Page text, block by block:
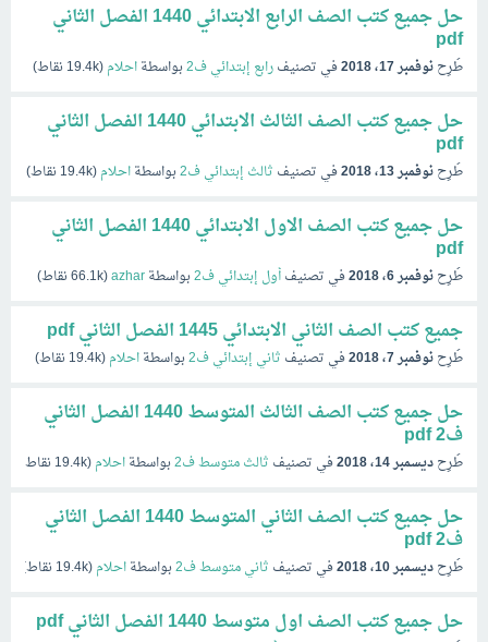
حل جميع كتب الصف الرابع الابتدائي 1440 الفصل الثاني
pdf
طُرِحنوفمبر 17، 2018 في تصنيفرابع إبتدائي ف2 بواسطةاحلام(
19.4kنقاط)
حل جميع كتب الصف الثالث الابتدائي 1440 الفصل الثاني
pdf
طُرِحنوفمبر 13، 2018 في تصنيف ثالث إبتدائي ف2 بواسطةاحلام(
19.4kنقاط)
حل جميع كتب الصف الاول الابتدائي 1440 الفصل الثاني
pdf
طُرِحنوفمبر 6، 2018 في تصنيفأول إبتدائي ف2 بواسطةazhar
(
66.1kنقاط)
جميع كتب الصف الثاني الابتدائي 1445 الفصل الثاني pdf
طُرِحنوفمبر 7، 2018 في تصنيف ثاني إبتدائي ف2 بواسطةاحلام(
19.4kنقاط)
حل جميع كتب الصف الثالث المتوسط 1440 الفصل الثاني
ف2 pdf
طُرِحديسمبر 14، 2018 في تصنيف ثالث متوسط ف2 بواسطةاحلام(
19.4kنقاط)
حل جميع كتب الصف الثاني المتوسط 1440 الفصل الثاني
ف2 pdf
طُرِحديسمبر 10، 2018 في تصنيف ثاني متوسط ف2 بواسطةاحلام(
19.4kنقاط)
حل جميع كتب الصف اول متوسط 1440 الفصل الثاني pdf